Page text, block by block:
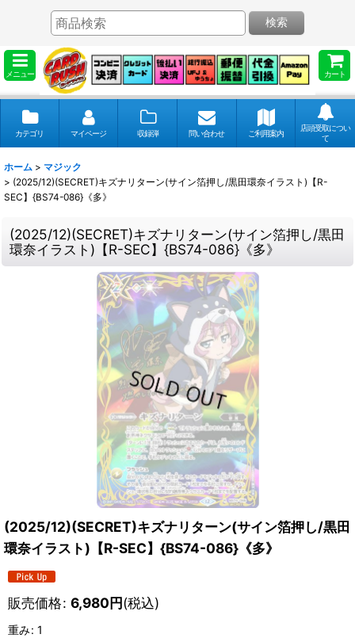
メニュー カート
検索
カテゴリ マイページ 収録弾 問い合わせ ご利用案内
店頭受取につい
て
ホーム > マジック
> (2025/12)(SECRET)キズナリターン(サイン箔押し/黒田環奈イラスト)【R-
SEC】{BS74-086}《多》
(2025/12)(SECRET)キズナリターン(サイン箔押し/黒田
環奈イラスト)【R-SEC】{BS74-086}《多》
(2025/12)(SECRET)キズナリターン(サイン箔押し/黒田
環奈イラスト)【R-SEC】{BS74-086}《多》
販売価格: 6,980円(税込)
重み: 1